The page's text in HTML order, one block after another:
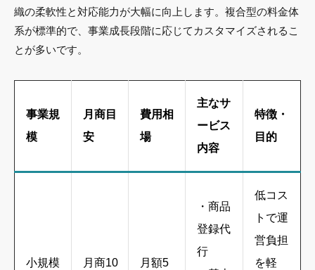
織の柔軟性と対応能力が大幅に向上します。複合型の料金体
系が標準的で、事業成長段階に応じてカスタマイズされるこ
とが多いです。
事業規
模
月商目
安
費用相
場
主なサ
ービス
内容
特徴・
目的
小規模
月商10
月額5
・商品
登録代
行
低コス
トで運
営負担
を軽